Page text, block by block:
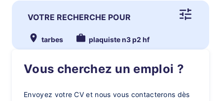
VOTRE RECHERCHE POUR
tarbes plaquiste n3 p2 hf
Vous cherchez un emploi ?
Envoyez votre CV et nous vous contacterons dès